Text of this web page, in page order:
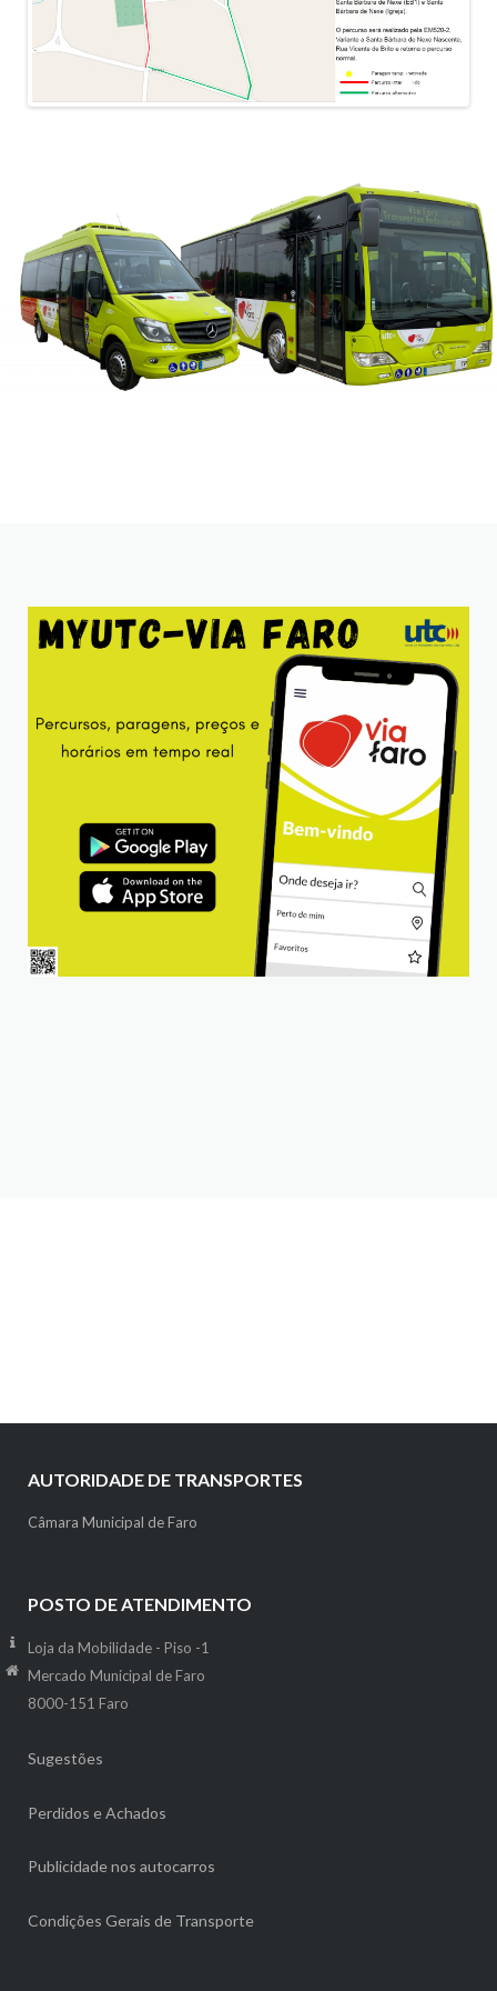
AUTORIDADE DE TRANSPORTES
Câmara Municipal de Faro
POSTO DE ATENDIMENTO
Loja da Mobilidade - Piso -1
Mercado Municipal de Faro
8000-151 Faro
Sugestões
Perdidos e Achados
Publicidade nos autocarros
Condições Gerais de Transporte